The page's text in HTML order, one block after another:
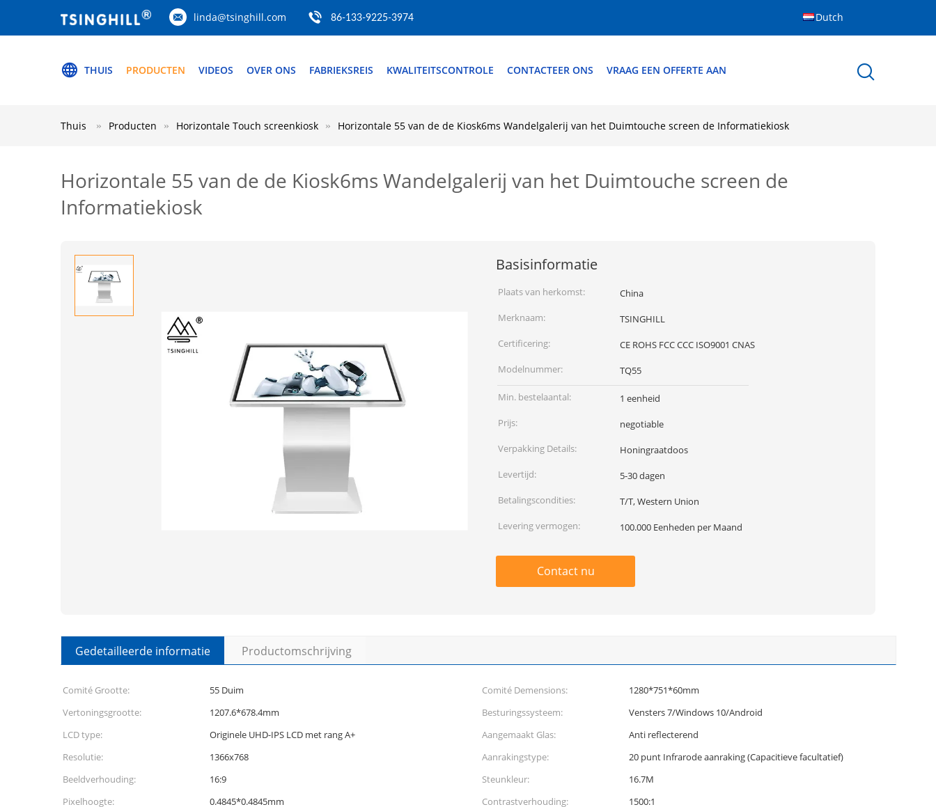
linda@tsinghill.com 86-133-9225-3974 Dutch
THUIS PRODUCTEN VIDEOS OVER ONS FABRIEKSREIS KWALITEITSCONTROLE CONTACTEER ONS VRAAG EEN OFFERTE AAN
Thuis Producten Horizontale Touch screenkiosk Horizontale 55 van de de Kiosk6ms Wandelgalerij van het Duimtouche screen de Informatiekiosk
Horizontale 55 van de de Kiosk6ms Wandelgalerij van het Duimtouche screen de
Informatiekiosk
Basisinformatie
Plaats van herkomst:
China
Merknaam:
TSINGHILL
Certificering:
CE ROHS FCC CCC ISO9001 CNAS
Modelnummer:
TQ55
Min. bestelaantal:
1 eenheid
Prijs:
negotiable
Verpakking Details:
Honingraatdoos
Levertijd:
5-30 dagen
Betalingscondities:
T/T, Western Union
Levering vermogen:
100.000 Eenheden per Maand
Contact nu
Gedetailleerde informatie Productomschrijving
Comité Grootte: 55 Duim Comité Demensions:
1280*751*60mm
Vertoningsgrootte:
1207.6*678.4mm Besturingssysteem:
Vensters 7/Windows 10/Android
LCD type:
Originele UHD-IPS LCD met rang A+ Aangemaakt Glas:
Anti reflecterend
Resolutie:
1366x768 Aanrakingstype:
20 punt Infrarode aanraking (Capacitieve facultatief)
Beeldverhouding:
16:9 Steunkleur:
16.7M
Pixelhoogte:
0.4845*0.4845mm Contrastverhouding:
1500:1